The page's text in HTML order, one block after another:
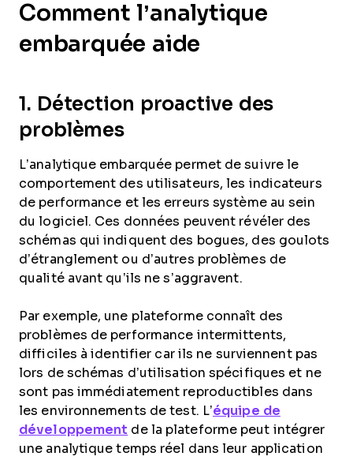
Comment l’analytique
embarquée aide
1. Détection proactive des
problèmes
L’analytique embarquée permet de suivre le
comportement des utilisateurs, les indicateurs
de performance et les erreurs système au sein
du logiciel. Ces données peuvent révéler des
schémas qui indiquent des bogues, des goulots
d’étranglement ou d’autres problèmes de
qualité avant qu’ils ne s’aggravent.
Par exemple, une plateforme connaît des
problèmes de performance intermittents,
difficiles à identifier car ils ne surviennent pas
lors de schémas d’utilisation spécifiques et ne
sont pas immédiatement reproductibles dans
les environnements de test. L’équipe de
développement de la plateforme peut intégrer
une analytique temps réel dans leur application